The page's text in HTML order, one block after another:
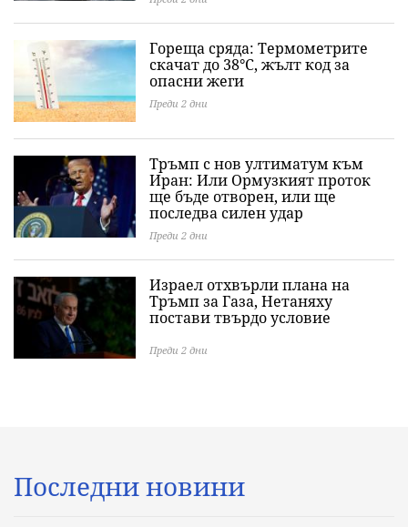
Гореща сряда: Термометрите
скачат до 38°C, жълт код за
опасни жеги
Преди 2 дни
Тръмп с нов ултиматум към
Иран: Или Ормузкият проток
ще бъде отворен, или ще
последва силен удар
Преди 2 дни
Израел отхвърли плана на
Тръмп за Газа, Нетаняху
постави твърдо условие
Преди 2 дни
Последни новини